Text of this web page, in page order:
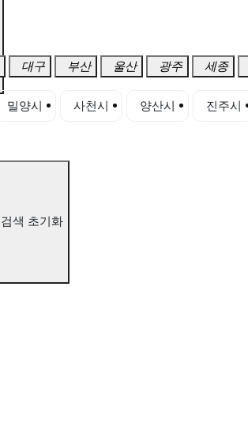
대구 부산 울산 광주 세종
밀양시 사천시 양산시 진주시
검색 초기화